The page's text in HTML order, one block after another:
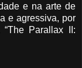
e na arte de
e agressiva, por
Parallax II: